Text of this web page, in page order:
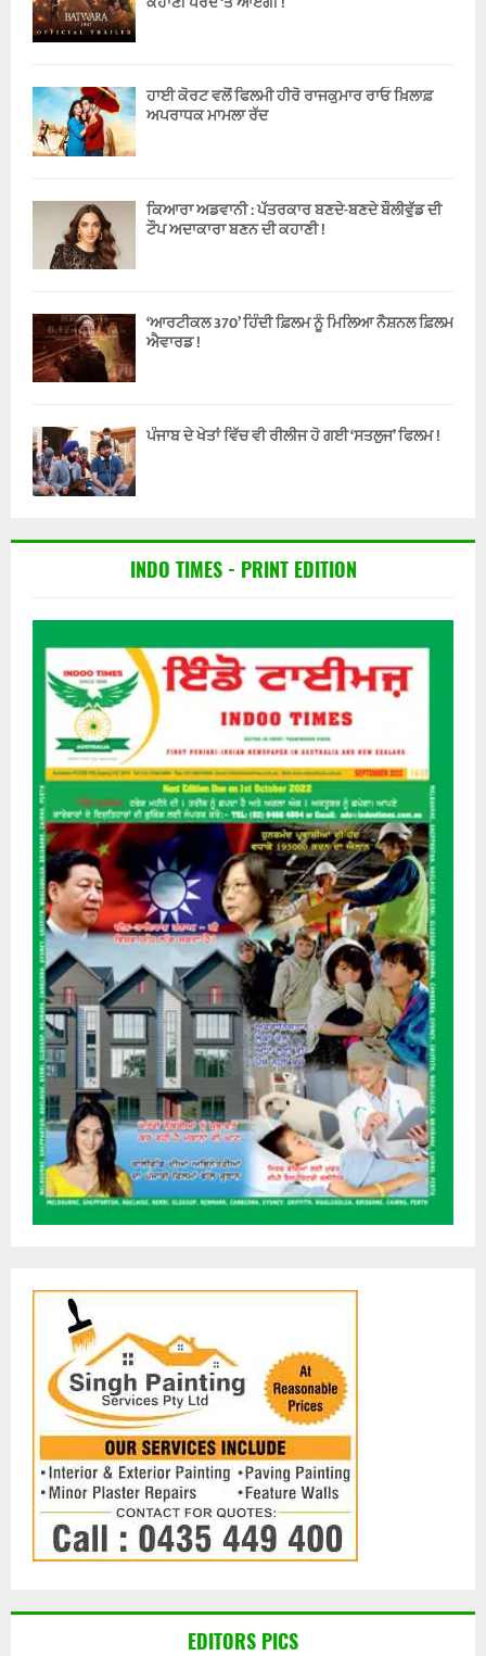
ਹਾਈ ਕੋਰਟ ਵਲੋਂ ਫਿਲਮੀ ਹੀਰੋ ਰਾਜਕੁਮਾਰ ਰਾਓ ਖ਼ਿਲਾਫ਼
ਅਪਰਾਧਕ ਮਾਮਲਾ ਰੱਦ
ਕਿਆਰਾ ਅਡਵਾਨੀ : ਪੱਤਰਕਾਰ ਬਣਦੇ-ਬਣਦੇ ਬੌਲੀਵੁੱਡ ਦੀ
ਟੌਪ ਅਦਾਕਾਰਾ ਬਣਨ ਦੀ ਕਹਾਣੀ !
‘ਆਰਟੀਕਲ 370’ ਹਿੰਦੀ ਫ਼ਿਲਮ ਨੂੰ ਮਿਲਿਆ ਨੈਸ਼ਨਲ ਫ਼ਿਲਮ
ਐਵਾਰਡ !
ਪੰਜਾਬ ਦੇ ਖੇਤਾਂ ਵਿੱਚ ਵੀ ਰੀਲੀਜ ਹੋ ਗਈ ‘ਸਤਲੁਜ’ ਫਿਲਮ !
INDO TIMES - PRINT EDITION
EDITORS PICS